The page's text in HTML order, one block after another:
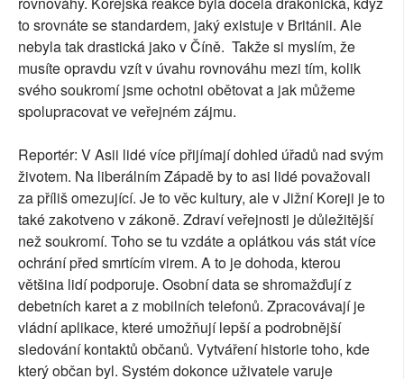
to srovnáte se standardem, jaký existuje v Británii. Ale
nebyla tak drastická jako v Číně. Takže si myslím, že
musíte opravdu vzít v úvahu rovnováhu mezi tím, kolik
svého soukromí jsme ochotni obětovat a jak můžeme
spolupracovat ve veřejném zájmu.
Reportér: V Asii lidé více přijímají dohled úřadů nad svým
životem. Na liberálním Západě by to asi lidé považovali
za příliš omezující. Je to věc kultury, ale v Jižní Koreji je to
také zakotveno v zákoně. Zdraví veřejnosti je důležitější
než soukromí. Toho se tu vzdáte a oplátkou vás stát více
ochrání před smrtícím virem. A to je dohoda, kterou
většina lidí podporuje. Osobní data se shromažďují z
debetních karet a z mobilních telefonů. Zpracovávají je
vládní aplikace, které umožňují lepší a podrobnější
sledování kontaktů občanů. Vytváření historie toho, kde
který občan byl. Systém dokonce uživatele varuje